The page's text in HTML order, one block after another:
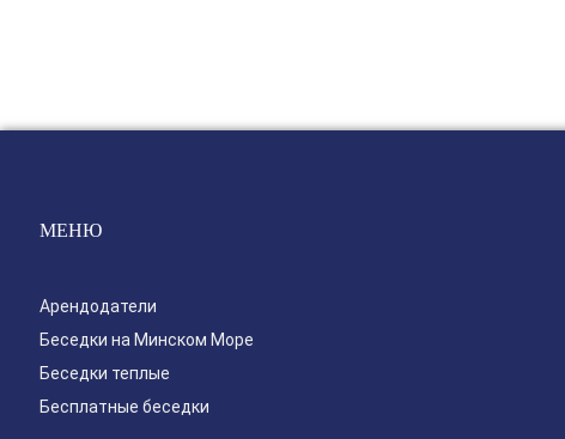
МЕНЮ
Арендодатели
Беседки на Минском Море
Беседки теплые
Бесплатные беседки